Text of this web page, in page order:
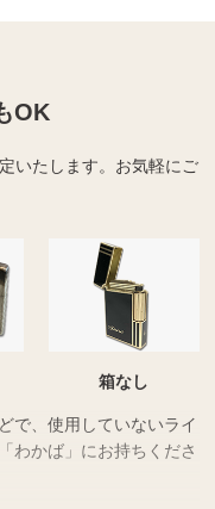
OK
いたします。 お気軽にご
箱なし
で、使用していないライ
わかば」にお持ちくださ